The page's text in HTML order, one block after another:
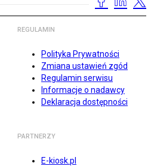
REGULAMIN
Polityka Prywatności
Zmiana ustawień zgód
Regulamin serwisu
Informacje o nadawcy
Deklaracja dostępności
PARTNERZY
E-kiosk.pl